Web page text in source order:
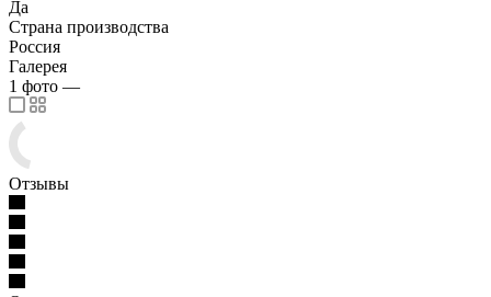
Да
Страна производства
Россия
Галерея
1 фото —
Отзывы